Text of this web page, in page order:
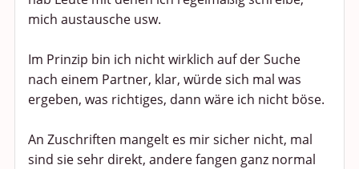
Shopping und Bekleidung
Urlaub und Reisen
Medien & Showgeschäft
Kochen, Backen und Genießen
mich austausche usw.
Im Prinzip bin ich nicht wirklich auf der Suche
nach einem Partner, klar, würde sich mal was
ergeben, was richtiges, dann wäre ich nicht böse.
An Zuschriften mangelt es mir sicher nicht, mal
sind sie sehr direkt, andere fangen ganz normal